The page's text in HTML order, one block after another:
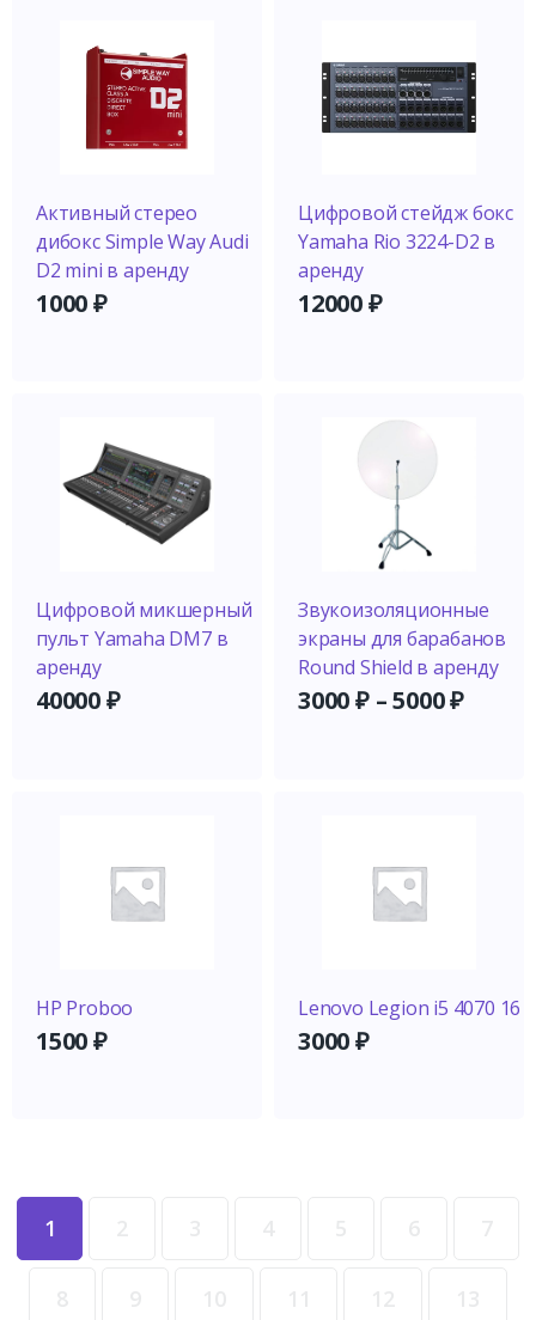
1
Активный стерео
дибокс Simple Way Audi
D2 mini в аренду
1000₽
Цифровой стейдж бокс
Yamaha Rio 3224-D2 в
аренду
12000₽
Цифровой микшерный
пульт Yamaha DM7 в
аренду
40000₽
Звукоизоляционные
экраны для барабанов
Round Shield в аренду
3000₽–5000₽
HP Proboo
1500₽
Lenovo Legion i5 4070 16
3000₽